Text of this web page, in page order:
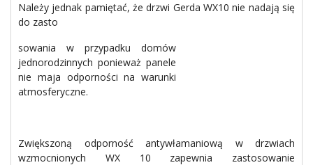
Należy jednak pamiętać, że drzwi Gerda WX10 nie nadają się
do zasto
sowania w przypadku domów
jednorodzinnych ponieważ panele
nie maja odporności na warunki
atmosferyczne.
Zwiększoną odporność antywłamaniową w drzwiach
wzmocnionych WX 10 zapewnia zastosowanie